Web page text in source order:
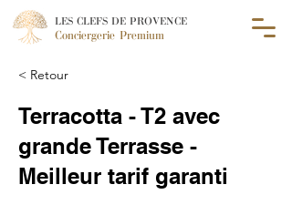
LES CLEFS DE PROVENCE
Conciergerie Premium
< Retour
Terracotta - T2 avec
grande Terrasse -
Meilleur tarif garanti